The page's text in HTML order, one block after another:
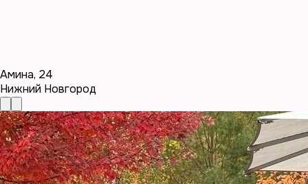
Амина, 24
Нижний Новгород